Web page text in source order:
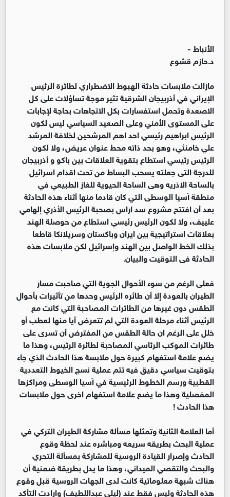
الأنباط -
د.حازم قشوع
مازالت ملابسات حادثة الهبوط الاضطراري لطائرة الرئيس
الإيراني في أذربيجان الشرقية تثير موجة تساؤلات على كل
الاصعدة وتحمل استفسارات بكل الاتجاهات بحاجة لإجابات
على المستوى الأمني وعلى الصعيد السياسي ليس لكون
الرئيس ابراهيم رئيسي احد اهم المرشحين لخلافة المرشد
علي خامنئي، وهو بحد ذاته محط عنوان عريض، ولا لكون
الرئيس رئيسي استطاع بتقوية العلاقات بين باكو و أذربيجان
للدرجة التى جعلته يسحب البساط من تحت اقدام اسرائيل
بالساحة الاذريه وهى الساحة الحيوية للغاز الطبيعي في
منطقة آسيا الوسطى التي كان قادما منها أثناء هذه الحادثة
بعد أن افتتح مشروع سد اراس بصحبة الرئيس الأذري إلهامي
علييف، ولا لكون الرئيس رئيسي استطاع من حوصلة الهند
بعلاقات استراتيجية بين ايران وباكستان وسريلانكا قاطعا
بذلك الخط الواصل بين الهند وإسرائيل لكن ملابسات هذه
الحادثة فى التوقيت والبيان.
فعلى الرغم من سوء الأحوال الجوية التي صاحبت مسار
الطيران بالعودة إلا أن طائره الرئيس وحدها من تأثيرات بأحوال
الطقس دون غيرها من الطائرات المصاحبة التي كانت مع
الرئيس أثناء مرحلة العودة التي لم تتعرض أيا منها لعطب أو
خلل على الرغم ان حالة الطقس من المفترض أن تسرى على
طائرات الموكب الرئاسي المصاحبة لطائرة الرئيس، وهذا ما
يضع علامة استفهام كبيرة حول ملابسة هذا الحادث الذي جاء
بتوقيت سياسي دقيق فيه تتم عملية نسج الخيوط التعددية
القطبية ورسم الخطوط الرئيسية في آسيا الوسطى ومراكزها
المفصلية وهذا ما يضع علامة استفهام اخرى حول ملابسات
هذا الحادث !
أما العلامة الثانية وتمثلها مسألة مشاركة الطيران التركي في
عملية البحث بطريقه سريعه ومباشره عند لحظة وقوع
الحادث وإصرار القيادة الروسية للمشاركة بمسألة التحري
والبحث والتقصي الميداني، وهذا ما يدل بطريقة ضمنية أن
هناك شبهة معلوماتية كانت لدى الجهات الروسية قبل وقوع
هذه الحادثة وليس فقط عند (ليلى عبداللطيف) وارادت التأكد